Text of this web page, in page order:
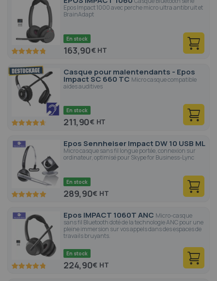
Epos Impact 1000 avec perche micro ultra antibruit et
BrainAdapt
95.6100
En stock
163,90€
Casque pour malentendants - Epos
Impact SC 660 TC Micro casque compatible
aides auditives
93.4100
En stock
211,90€
Epos Sennheiser Impact DW 10 USB ML
Micro casque sans fil longue portée, connexion sur
ordinateur, optimisé pour Skype for Business-Lync
100 100
En stock
289,90€
Epos IMPACT 1060T ANC Micro-casque
sans fil Bluetooth doté de la technologie ANC pour une
pleine immersion sur vos appels dans des espaces de
travails bruyants.
95.6100
En stock
224,90€